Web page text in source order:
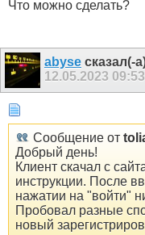
Что можно сделать?
abyse сказал(-
12.05.2023 09:53
Сообщение от
Добрый день!
Клиент скачал с
инструкции. После
нажатии на "войти"
Пробовал разные
новый